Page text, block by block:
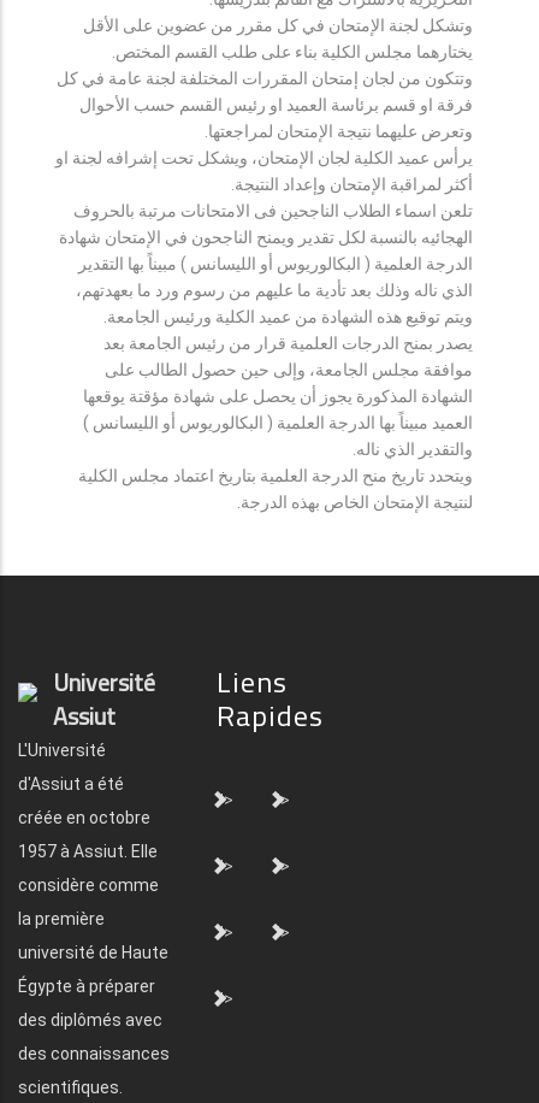
وتشكل لجنة الإمتحان في كل مقرر من عضوين على الأقل
يختارهما مجلس الكلية بناء على طلب القسم المختص.
وتتكون من لجان إمتحان المقررات المختلفة لجنة عامة في كل
فرقة او قسم برئاسة العميد او رئيس القسم حسب الأحوال
وتعرض عليهما نتيجة الإمتحان لمراجعتها.
يرأس عميد الكلية لجان الإمتحان، ويشكل تحت إشرافه لجنة او
أكثر لمراقبة الإمتحان وإعداد النتيجة.
تلعن اسماء الطلاب الناجحين فى الامتحانات مرتبة بالحروف
الهجائيه بالنسبة لكل تقدير ويمنح الناجحون في الإمتحان شهادة
الدرجة العلمية ( البكالوريوس أو الليسانس ) مبيناً بها التقدير
الذي ناله وذلك بعد تأدية ما عليهم من رسوم ورد ما بعهدتهم،
ويتم توقيع هذه الشهادة من عميد الكلية ورئيس الجامعة.
يصدر بمنح الدرجات العلمية قرار من رئيس الجامعة بعد
موافقة مجلس الجامعة، وإلى حين حصول الطالب على
الشهادة المذكورة يجوز أن يحصل على شهادة مؤقتة يوقعها
العميد مبيناً بها الدرجة العلمية ( البكالوريوس أو الليسانس )
والتقدير الذي ناله.
ويتحدد تاريخ منح الدرجة العلمية بتاريخ اعتماد مجلس الكلية
لنتيجة الإمتحان الخاص بهذه الدرجة.
Université
Assiut
L'Université
d'Assiut a été
créée en octobre
1957 à Assiut. Elle
considère comme
la première
université de Haute
Égypte à préparer
des diplômés avec
des connaissances
scientifiques.
Liens
Rapides
"> ">
"> ">
"> ">
">